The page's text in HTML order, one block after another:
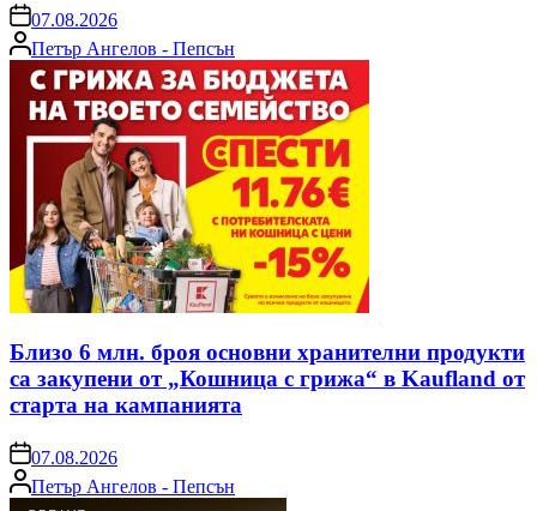
on07.08.2026
Posted
by
Петър Ангелов - Пепсън
Близо 6 млн. броя основни хранителни продукти
са закупени от „Кошница с грижа“ в Kaufland от
старта на кампанията
on07.08.2026
Posted
by
Петър Ангелов - Пепсън